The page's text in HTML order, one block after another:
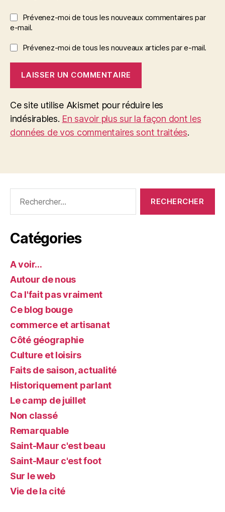
Prévenez-moi de tous les nouveaux commentaires par
e-mail.
Prévenez-moi de tous les nouveaux articles par e-mail.
Ce site utilise Akismet pour réduire les
indésirables. En savoir plus sur la façon dont les
données de vos commentaires sont traitées.
Catégories
A voir…
Autour de nous
Ca l'fait pas vraiment
Ce blog bouge
commerce et artisanat
Côté géographie
Culture et loisirs
Faits de saison, actualité
Historiquement parlant
Le camp de juillet
Non classé
Remarquable
Saint-Maur c'est beau
Saint-Maur c'est foot
Sur le web
Vie de la cité